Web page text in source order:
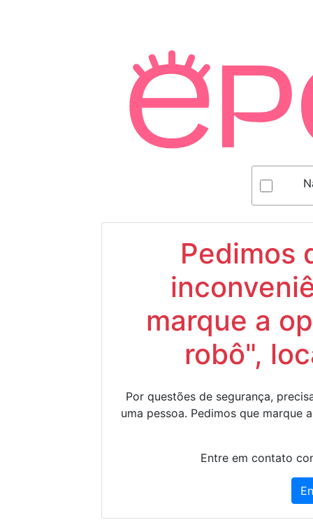
Pedimos
marque a
robô",
Por questões de segurança,
uma pessoa. Pedimos que marque
Entre em contato